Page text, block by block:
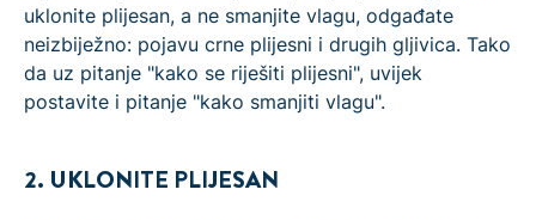
uklonite plijesan, a ne smanjite vlagu, odgađate
neizbiježno: pojavu crne plijesni i drugih gljivica. Tako
da uz pitanje "kako se riješiti plijesni", uvijek
postavite i pitanje "kako smanjiti vlagu".
2. UKLONITE PLIJESAN